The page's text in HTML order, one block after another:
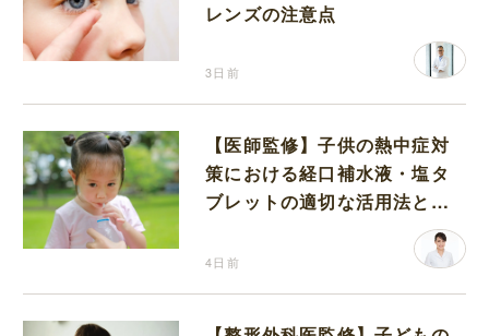
レンズの注意点
3日前
【医師監修】子供の熱中症対
策における経口補水液・塩タ
ブレットの適切な活用法と水
4日前